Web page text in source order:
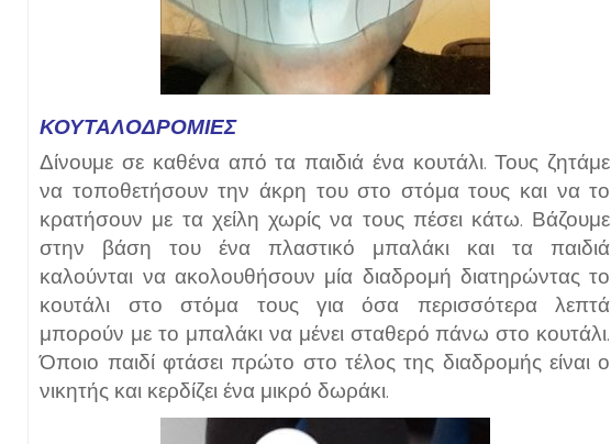
ΚΟΥΤΑΛΟΔΡΟΜΊΕΣ
Δίνουμε σε καθένα από τα παιδιά ένα κουτάλι. Τους ζητάμε
να τοποθετήσουν την άκρη του στο στόμα τους και να το
κρατήσουν με τα χείλη χωρίς να τους πέσει κάτω. Βάζουμε
στην βάση του ένα πλαστικό μπαλάκι και τα παιδιά
καλούνται να ακολουθήσουν μία διαδρομή διατηρώντας το
κουτάλι στο στόμα τους για όσα περισσότερα λεπτά
μπορούν με το μπαλάκι να μένει σταθερό πάνω στο κουτάλι.
Όποιο παιδί φτάσει πρώτο στο τέλος της διαδρομής είναι ο
νικητής και κερδίζει ένα μικρό δωράκι.